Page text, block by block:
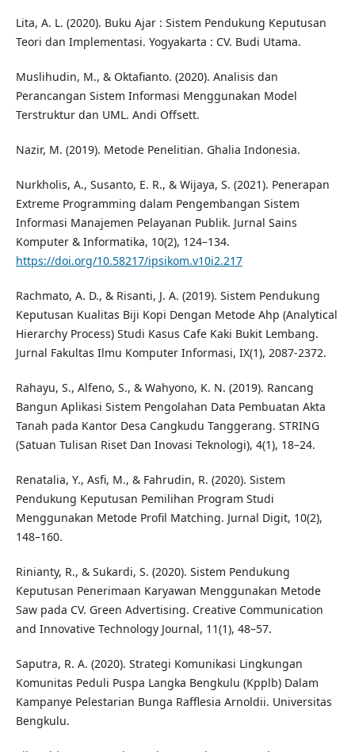
Lita, A. L. (2020). Buku Ajar : Sistem Pendukung Keputusan
Teori dan Implementasi. Yogyakarta : CV. Budi Utama.
Muslihudin, M., & Oktafianto. (2020). Analisis dan
Perancangan Sistem Informasi Menggunakan Model
Terstruktur dan UML. Andi Offsett.
Nazir, M. (2019). Metode Penelitian. Ghalia Indonesia.
Nurkholis, A., Susanto, E. R., & Wijaya, S. (2021). Penerapan
Extreme Programming dalam Pengembangan Sistem
Informasi Manajemen Pelayanan Publik. Jurnal Sains
Komputer & Informatika, 10(2), 124–134.
https://doi.org/10.58217/ipsikom.v10i2.217
Rachmato, A. D., & Risanti, J. A. (2019). Sistem Pendukung
Keputusan Kualitas Biji Kopi Dengan Metode Ahp (Analytical
Hierarchy Process) Studi Kasus Cafe Kaki Bukit Lembang.
Jurnal Fakultas Ilmu Komputer Informasi, IX(1), 2087-2372.
Rahayu, S., Alfeno, S., & Wahyono, K. N. (2019). Rancang
Bangun Aplikasi Sistem Pengolahan Data Pembuatan Akta
Tanah pada Kantor Desa Cangkudu Tanggerang. STRING
(Satuan Tulisan Riset Dan Inovasi Teknologi), 4(1), 18–24.
Renatalia, Y., Asfi, M., & Fahrudin, R. (2020). Sistem
Pendukung Keputusan Pemilihan Program Studi
Menggunakan Metode Profil Matching. Jurnal Digit, 10(2),
148–160.
Rinianty, R., & Sukardi, S. (2020). Sistem Pendukung
Keputusan Penerimaan Karyawan Menggunakan Metode
Saw pada CV. Green Advertising. Creative Communication
and Innovative Technology Journal, 11(1), 48–57.
Saputra, R. A. (2020). Strategi Komunikasi Lingkungan
Komunitas Peduli Puspa Langka Bengkulu (Kpplb) Dalam
Kampanye Pelestarian Bunga Rafflesia Arnoldii. Universitas
Bengkulu.